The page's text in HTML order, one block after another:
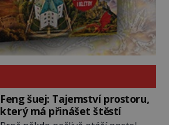
Feng šuej: Tajemství prostoru,
který má přinášet štěstí